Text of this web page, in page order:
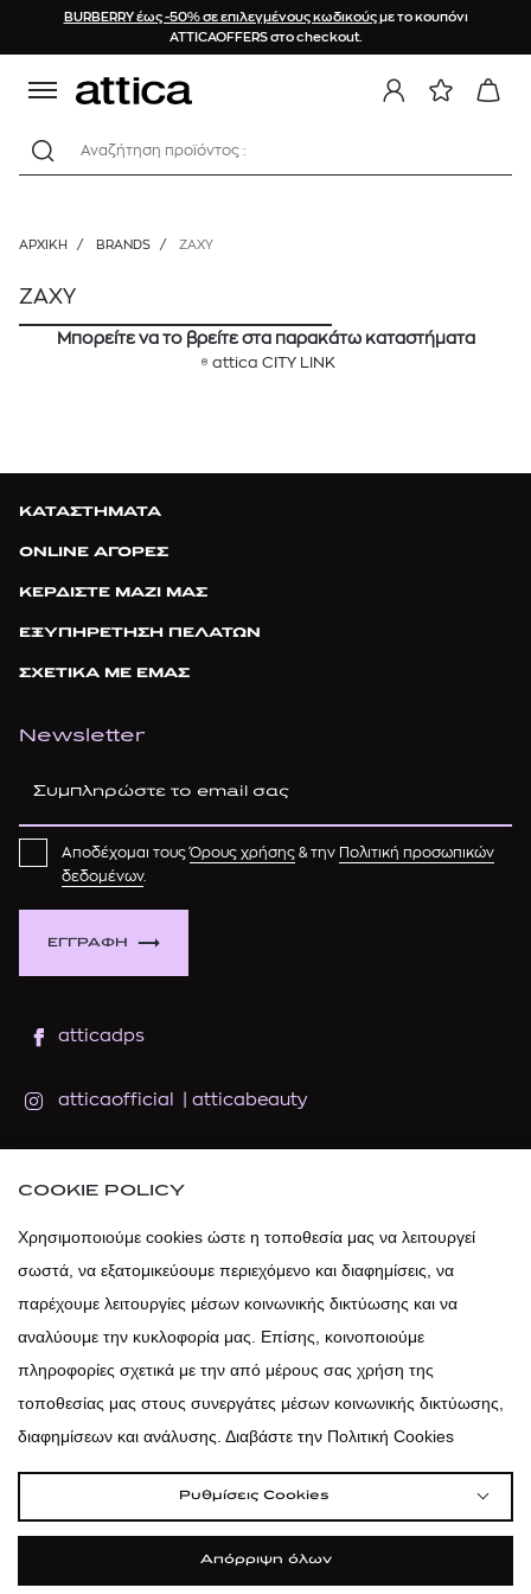
BURBERRY έως -50% σε επιλεγμένους κωδικούςμε το κουπόνι
ATTICAOFFERS στο checkout.
Αναζήτηση προϊόντος :
ΑΡΧΙΚΉ / BRANDS / ZAXY
ZAXY
Μπορείτε να το βρείτε στα παρακάτω καταστήματα
attica CITY LINK
ΚΑΤΑΣΤΗΜΑΤΑ
ONLINE ΑΓΟΡΕΣ
ΚΕΡΔΙΣΤΕ ΜΑΖΙ ΜΑΣ
ΕΞΥΠΗΡΕΤΗΣΗ ΠΕΛΑΤΩΝ
ΣΧΕΤΙΚΑ ΜΕ ΕΜΑΣ
Newsletter
ΕΓΓΡΑΦΗ
Αποδέχομαι τουςΌρους χρήσης & την Πολιτική προσωπικών
δεδομένων.
atticadps
atticaofficial atticabeauty
atticadps
Πολιτική Cookies | Κώδικας Δεοντολογίας
Προστασία Προσωπικών Δεδομένων
COOKIE POLICY
Χρησιμοποιούμε cookies ώστε η τοποθεσία μας να λειτουργεί
σωστά, να εξατομικεύουμε περιεχόμενο και διαφημίσεις, να
παρέχουμε λειτουργίες μέσων κοινωνικής δικτύωσης και να
αναλύουμε την κυκλοφορία μας. Επίσης, κοινοποιούμε
πληροφορίες σχετικά με την από μέρους σας χρήση της
τοποθεσίας μας στους συνεργάτες μέσων κοινωνικής δικτύωσης,
διαφημίσεων και ανάλυσης. Διαβάστε την Πολιτική Cookies
Ρυθμίσεις Cookies
Απόρριψη όλων